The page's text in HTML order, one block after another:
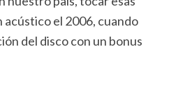
acústico el 2006, cuando
del disco con un bonus